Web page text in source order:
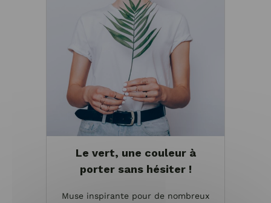
Le vert, une couleur à
porter sans hésiter !
Muse inspirante pour de nombreux